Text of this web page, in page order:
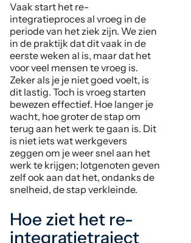
Vaak start het re-
integratieproces al vroeg in de
periode van het ziek zijn. We zien
in de praktijk dat dit vaak in de
eerste weken al is, maar dat het
voor veel mensen te vroeg is.
Zeker als je je niet goed voelt, is
dit lastig. Toch is vroeg starten
bewezen effectief. Hoe langer je
wacht, hoe groter de stap om
terug aan het werk te gaan is. Dit
is niet iets wat werkgevers
zeggen om je weer snel aan het
werk te krijgen; lotgenoten geven
zelf ook aan dat het, ondanks de
snelheid, de stap verkleinde.
Hoe ziet het re-
integratietraject